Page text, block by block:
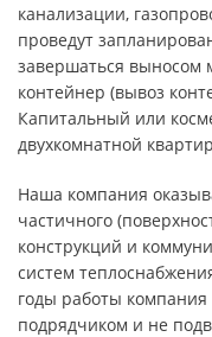
канализации,
проведут
завершаться выносом
контейнер (вывоз
Капитальный или
двухкомнатной
Наша компания
частичного
конструкций и
систем
годы работы компания
подрядчиком и не